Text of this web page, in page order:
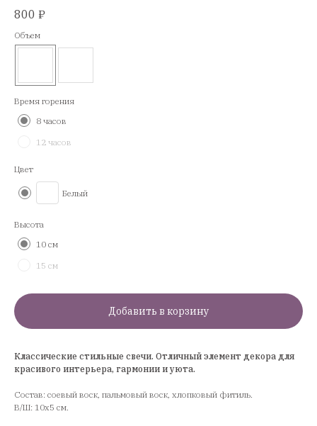
800 ₽
Объем
Время горения
8 часов
12 часов
Цвет
Белый
Высота
10 см
15 см
Добавить в корзину
Классические стильные свечи. Отличный элемент декора для
красивого интерьера, гармонии и уюта.
Состав: соевый воск, пальмовый воск, хлопковый фитиль.
В/Ш: 10х5 см.